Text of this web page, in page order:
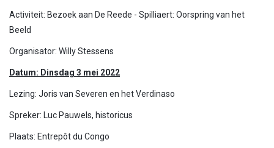
Activiteit: Bezoek aan De Reede - Spilliaert: Oorspring van het
Beeld
Organisator: Willy Stessens
Datum: Dinsdag 3 mei 2022
Lezing: Joris van Severen en het Verdinaso
Spreker: Luc Pauwels, historicus
Plaats: Entrepôt du Congo